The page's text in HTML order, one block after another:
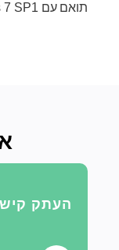
תואם עם Windows 7 SP1 ואילך.
העתק